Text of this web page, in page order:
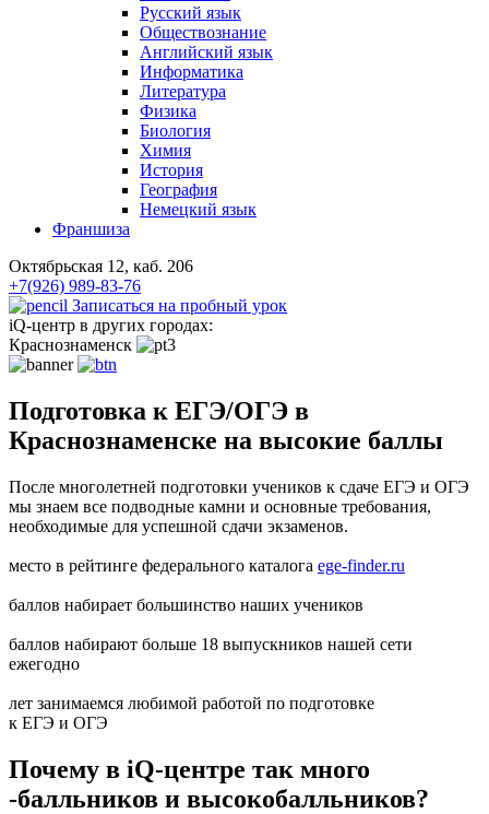
Русский язык
Обществознание
Английский язык
Информатика
Литература
Физика
Биология
Химия
История
География
Немецкий язык
Франшиза
Октябрьская 12, каб. 206
+7(926) 989-83-76
Записаться на пробный урок
iQ-центр в других городах:
Краснознаменск
Подготовка к ЕГЭ/ОГЭ в
Краснознаменске на высокие баллы
После многолетней подготовки учеников к сдаче ЕГЭ и ОГЭ
мы знаем все подводные камни и основные требования,
необходимые для успешной сдачи экзаменов.
место в рейтинге федерального каталога ege-finder.ru
баллов набирает большинство наших учеников
баллов набирают больше 18 выпускников нашей сети
ежегодно
лет занимаемся любимой работой по подготовке
к ЕГЭ и ОГЭ
Почему в iQ-центре так много
-балльников и высокобалльников?